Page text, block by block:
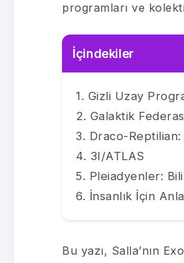
programları ve
İçindekiler
Gizli Uzay
Galaktik
Draco-
3I/ATLAS
Pleiadyenler:
İnsanlık İçin
Bu yazı, Salla’nın